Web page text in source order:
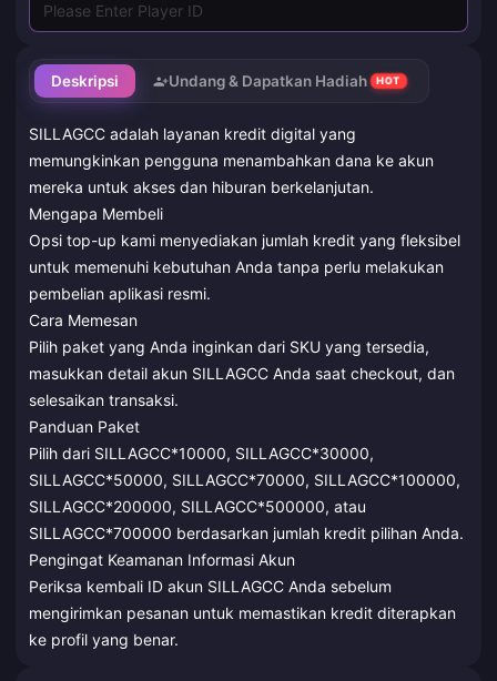
Deskripsi Undang & Dapatkan Hadiah HOT
SILLAGCC adalah layanan kredit digital yang
memungkinkan pengguna menambahkan dana ke akun
mereka untuk akses dan hiburan berkelanjutan.
Mengapa Membeli
Opsi top-up kami menyediakan jumlah kredit yang fleksibel
untuk memenuhi kebutuhan Anda tanpa perlu melakukan
pembelian aplikasi resmi.
Cara Memesan
Pilih paket yang Anda inginkan dari SKU yang tersedia,
masukkan detail akun SILLAGCC Anda saat checkout, dan
selesaikan transaksi.
Panduan Paket
Pilih dari SILLAGCC*10000, SILLAGCC*30000,
SILLAGCC*50000, SILLAGCC*70000, SILLAGCC*100000,
SILLAGCC*200000, SILLAGCC*500000, atau
SILLAGCC*700000 berdasarkan jumlah kredit pilihan Anda.
Pengingat Keamanan Informasi Akun
Periksa kembali ID akun SILLAGCC Anda sebelum
mengirimkan pesanan untuk memastikan kredit diterapkan
ke profil yang benar.